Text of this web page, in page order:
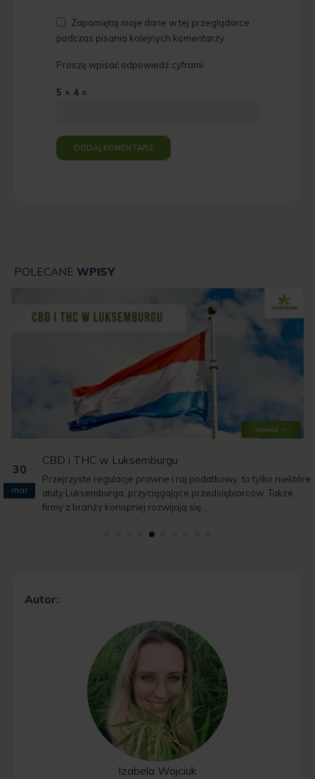
Zapamiętaj moje dane w tej przeglądarce
podczas pisania kolejnych komentarzy.
Proszę wpisać odpowiedź cyframi:
5 × 4 =
POLECANE WPISY
30
mar
CBD i THC w Luksemburgu
Przejrzyste regulacje prawne i raj podatkowy, to tylko niektóre
atuty Luksemburga, przyciągające przedsiębiorców. Także
firmy z branży konopnej rozwijają się...
Autor:
Izabela Wojciuk